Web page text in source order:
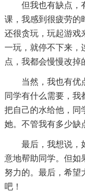
但我也有缺点，
课，我感到很疲劳的
还很贪玩，玩起游戏
一玩，就停不下来，
点，我都会慢慢改掉
当然，我也有优
同学有什么需要，
把自己的水给他，同
她。不管我有多少缺
最后，我想说，
意地帮助同学。但如
努力的。最后，希望
吧！